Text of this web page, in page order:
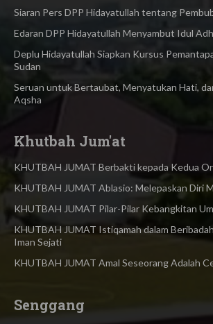
Siaran Pers DPP Hidayatullah tentang
Edaran DPP Hidayatullah Menyambut Idul
Deplu Hidayatullah Siapkan Kursus
Sudan
Seruan untuk Bertaubat, Menyatukan Hati,
Aqsha
Khutbah Jum'at
KHUTBAH JUMAT Berbakti kepada Kedua
KHUTBAH JUMAT Ablasio: Melepaskan Diri
KHUTBAH JUMAT Pilar-Pilar Kebangkitan
KHUTBAH JUMAT Istiqamah dalam
Iman Sejati
KHUTBAH JUMAT Amal Seseorang Adalah
Senggang